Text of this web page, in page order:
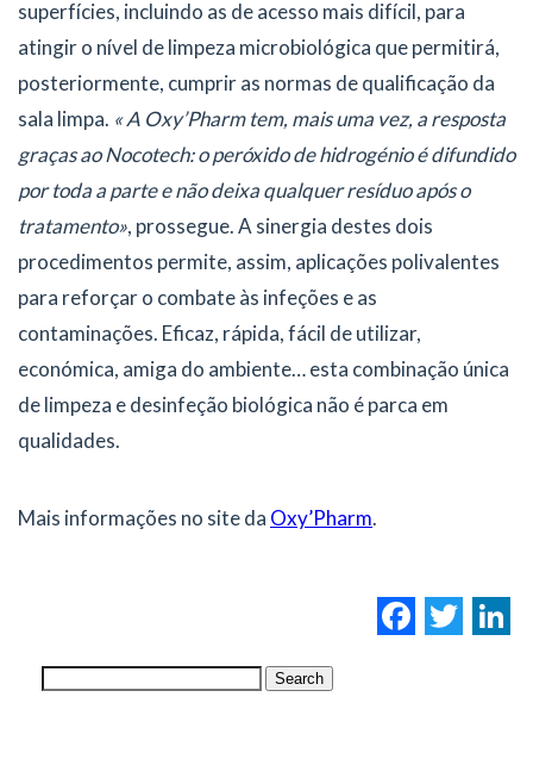
superfícies, incluindo as de acesso mais difícil, para
atingir o nível de limpeza microbiológica que permitirá,
posteriormente, cumprir as normas de qualificação da
sala limpa. « A Oxy’Pharm tem, mais uma vez, a resposta
graças ao Nocotech: o peróxido de hidrogénio é difundido
por toda a parte e não deixa qualquer resíduo após o
tratamento», prossegue. A sinergia destes dois
procedimentos permite, assim, aplicações polivalentes
para reforçar o combate às infeções e as
contaminações. Eficaz, rápida, fácil de utilizar,
económica, amiga do ambiente… esta combinação única
de limpeza e desinfeção biológica não é parca em
qualidades.
Mais informações no site da Oxy’Pharm.
Search